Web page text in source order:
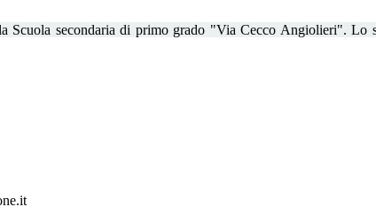
secondaria di primo grado "Via Cecco Angiolieri". Lo